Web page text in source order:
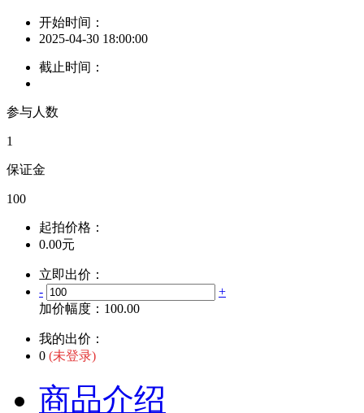
开始时间：
2025-04-30 18:00:00
截止时间：
参与人数
1
保证金
100
起拍价格：
0.00元
立即出价：
-
+
加价幅度： 100.00
我的出价：
0 (未登录)
商品介绍